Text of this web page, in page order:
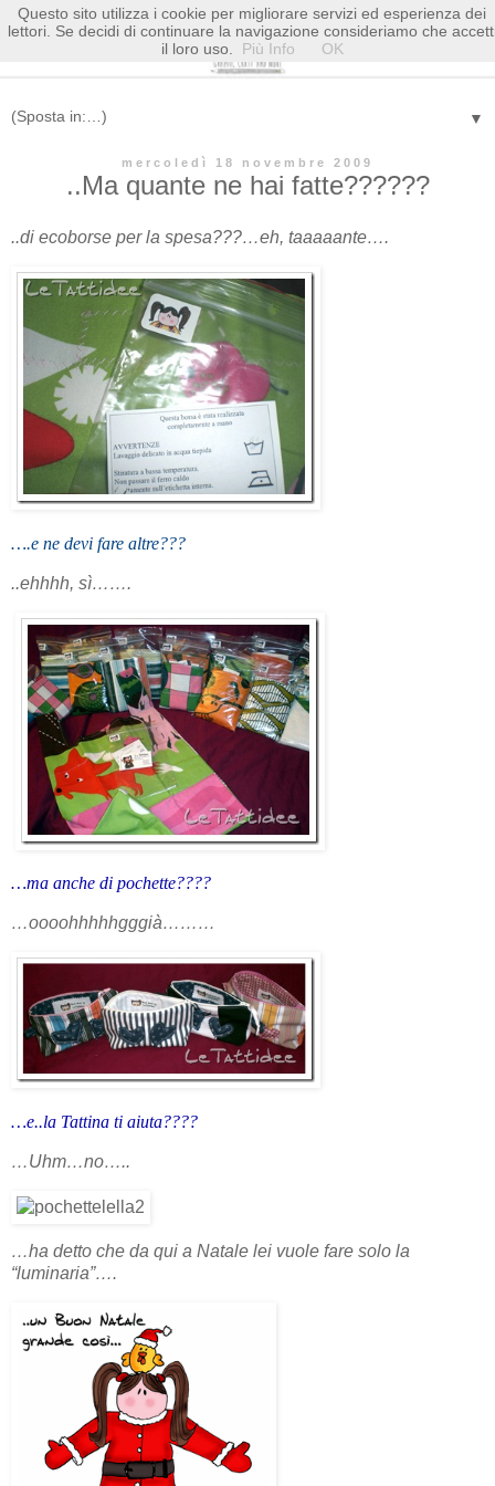
▼
mercoledì 18 novembre 2009
..Ma quante ne hai fatte??????
..di ecoborse per la spesa???…eh, taaaaante….
….e ne devi fare altre???
..ehhhh, sì…….
…ma anche di pochette????
…oooohhhhhgggià………
…e..la Tattina ti aiuta????
…Uhm…no…..
…ha detto che da qui a Natale lei vuole fare solo la
“luminaria”….
Questo sito utilizza i cookie per migliorare servizi ed esperienza dei
lettori. Se decidi di continuare la navigazione consideriamo che
il loro uso.
Più Info OK